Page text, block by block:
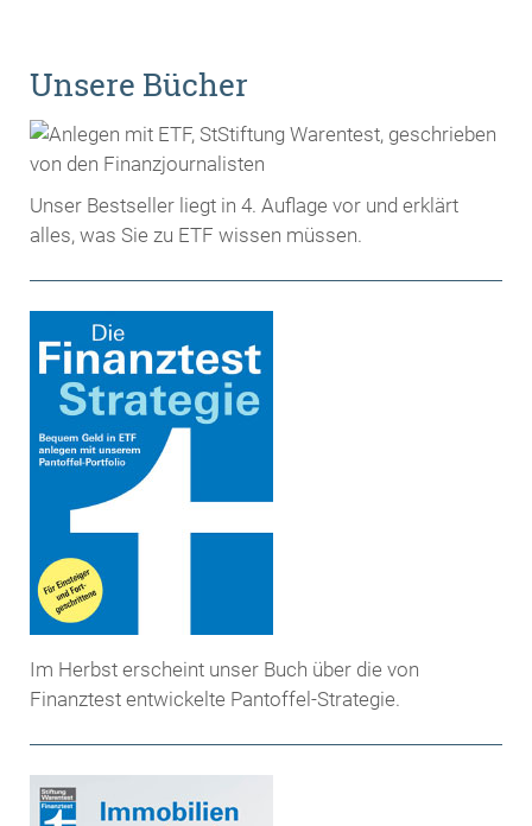
Unsere Bücher
Unser Bestseller liegt in 4. Auflage vor und erklärt
alles, was Sie zu ETF wissen müssen.
Im Herbst erscheint unser Buch über die von
Finanztest entwickelte Pantoffel-Strategie.